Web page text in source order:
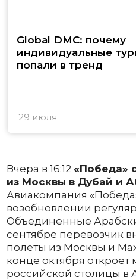
Global DMC: почему
индивидуальные
попали в тренд
29 июля
Вчера в 16:12 «Победа»
из Москвы в Дубай и
Авиакомпания
возобновлении
Объединенные
сентябре перевозчик
полеты из Москвы и
конце октября откроет
российской столицы в